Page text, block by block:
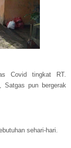
Covid tingkat RT.
Satgas pun bergerak
sehari-hari.